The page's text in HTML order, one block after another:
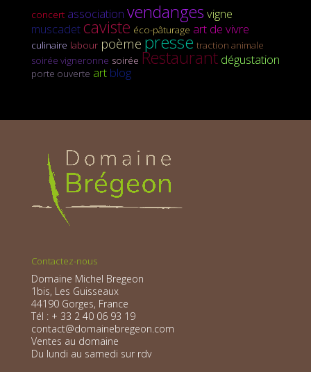
concert association vendanges vigne
muscadetcaviste éco-pâturage art de vivre
culinaire labour poème presse traction animale
soirée vigneronne soirée Restaurant dégustation
porte ouverte art blog
Contactez-nous
Domaine Michel Bregeon
1bis, Les Guisseaux
44190 Gorges, France
Tél : + 33 2 40 06 93 19
contact@domainebregeon.com
Ventes au domaine
Du lundi au samedi sur rdv